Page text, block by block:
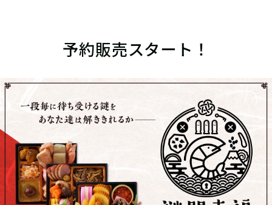
予約販売スタート！